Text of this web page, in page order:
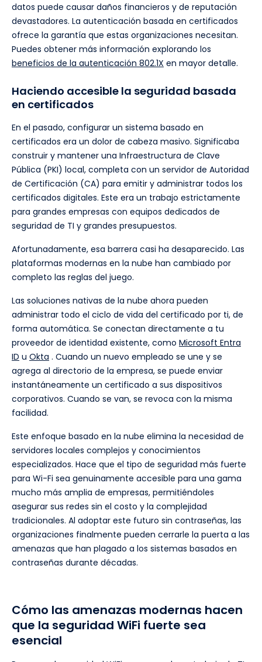
datos puede causar daños financieros y de reputación
devastadores. La autenticación basada en certificados
ofrece la garantía que estas organizaciones necesitan.
Puedes obtener más información explorando los
beneficios de la autenticación 802.1X en mayor detalle.
Haciendo accesible la seguridad basada
en certificados
En el pasado, configurar un sistema basado en
certificados era un dolor de cabeza masivo. Significaba
construir y mantener una Infraestructura de Clave
Pública (PKI) local, completa con un servidor de Autoridad
de Certificación (CA) para emitir y administrar todos los
certificados digitales. Este era un trabajo estrictamente
para grandes empresas con equipos dedicados de
seguridad de TI y grandes presupuestos.
Afortunadamente, esa barrera casi ha desaparecido. Las
plataformas modernas en la nube han cambiado por
completo las reglas del juego.
Las soluciones nativas de la nube ahora pueden
administrar todo el ciclo de vida del certificado por ti, de
forma automática. Se conectan directamente a tu
proveedor de identidad existente, como Microsoft Entra
ID u Okta . Cuando un nuevo empleado se une y se
agrega al directorio de la empresa, se puede enviar
instantáneamente un certificado a sus dispositivos
corporativos. Cuando se van, se revoca con la misma
facilidad.
Este enfoque basado en la nube elimina la necesidad de
servidores locales complejos y conocimientos
especializados. Hace que el tipo de seguridad más fuerte
para Wi-Fi sea genuinamente accesible para una gama
mucho más amplia de empresas, permitiéndoles
asegurar sus redes sin el costo y la complejidad
tradicionales. Al adoptar este futuro sin contraseñas, las
organizaciones finalmente pueden cerrarle la puerta a las
amenazas que han plagado a los sistemas basados en
contraseñas durante décadas.
Cómo las amenazas modernas hacen
que la seguridad WiFi fuerte sea
esencial